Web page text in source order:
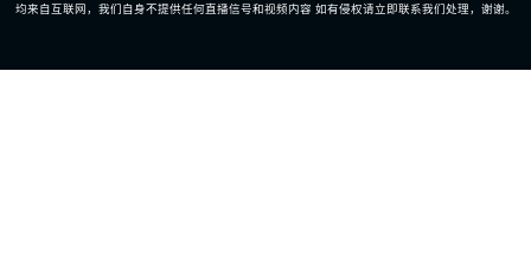
均来自互联网，我们自身不提供任何直播信号和视频内容 如有侵权请立即联系我们处理，谢谢。